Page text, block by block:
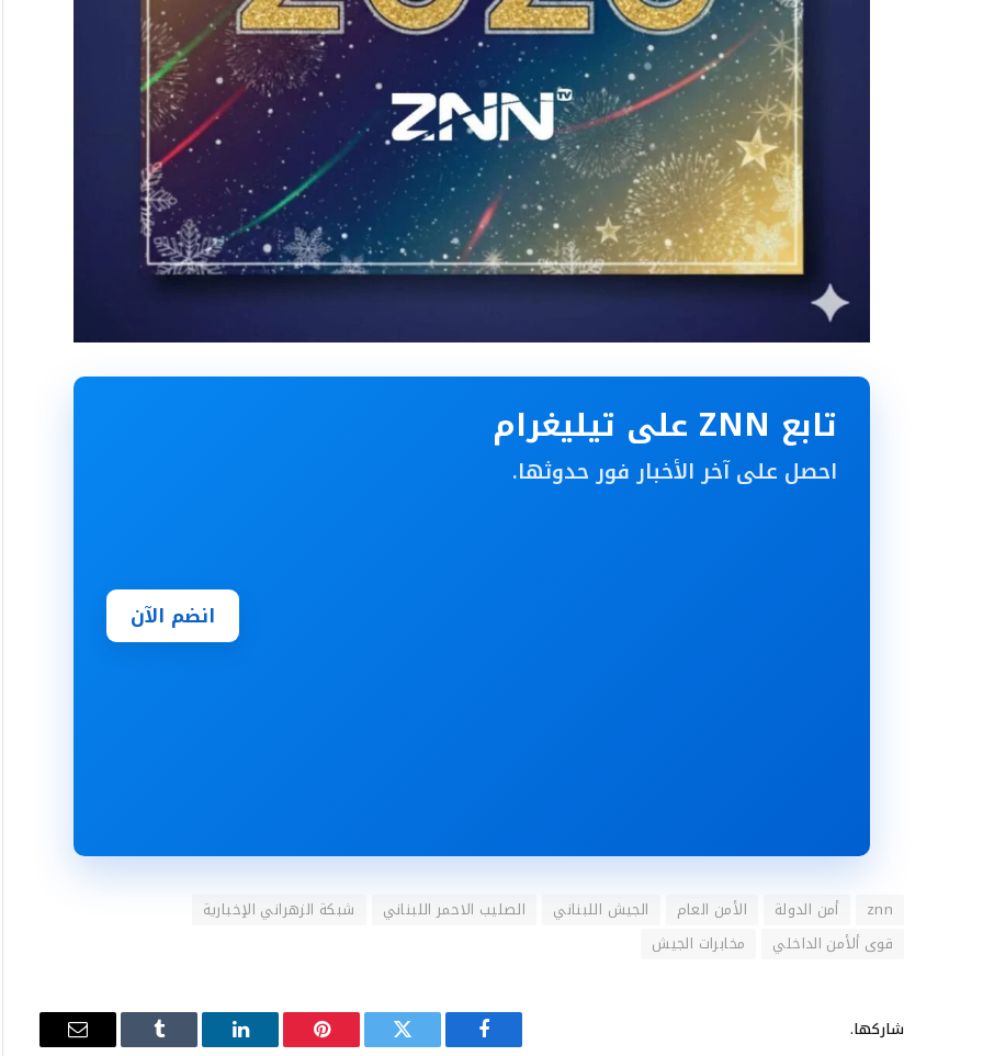
تابع ZNN على تيليغرام
احصل على آخر الأخبار فور حدوثها.
انضم الآن
znn أمن الدولة الأمن العام الجيش اللبناني الصليب الاحمر اللبناني
شبكة الزهراني الٳخبارية
قوى ألأمن الداخلي
مخابرات الجيش
شاركها.
فيسبوك تويتر بينتيريستلينكدإن Tumblr البريد